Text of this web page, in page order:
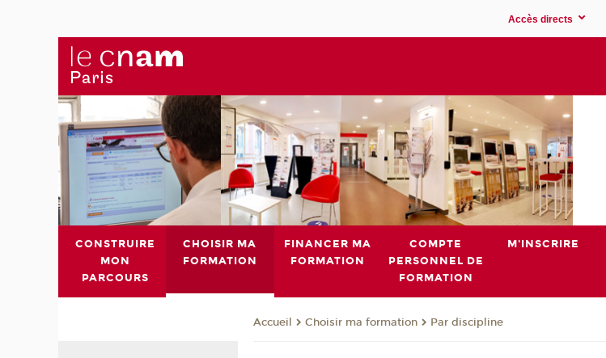
Accès directs
CONSTRUIRE
MON
PARCOURS
CHOISIR MA
FORMATION
FINANCER MA
FORMATION
COMPTE
PERSONNEL DE
FORMATION
M'INSCRIRE
Accueil Choisir ma formation Par discipline